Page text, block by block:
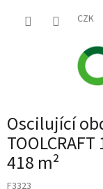
CZK
Oscilující
418 m²